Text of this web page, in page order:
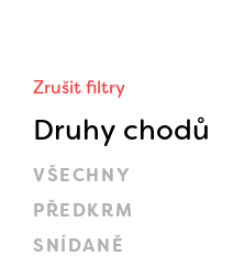
Zrušit filtry
Druhy chodů
VŠECHNY
PŘEDKRM
SNÍDANĚ